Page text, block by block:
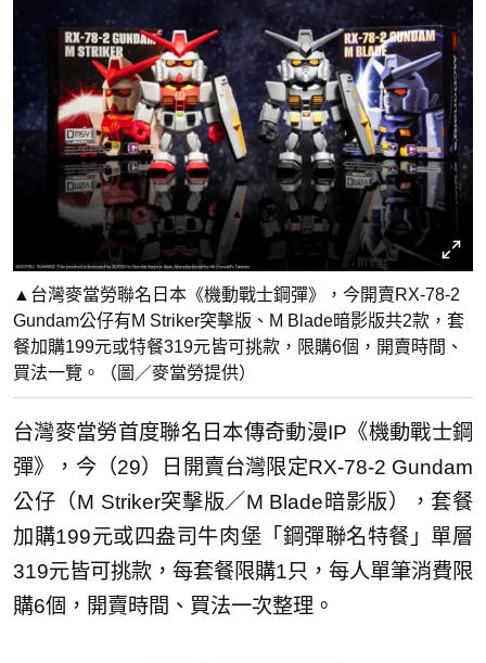
▲台灣麥當勞聯名日本《機動戰士鋼彈》，今開賣RX-78-2
Gundam公仔有M Striker突擊版、M Blade暗影版共2款，套
餐加購199元或特餐319元皆可挑款，限購6個，開賣時間、
買法一覽。（圖／麥當勞提供）
台灣麥當勞首度聯名日本傳奇動漫IP《機動戰士鋼
彈》，今（29）日開賣台灣限定RX-78-2 Gundam
公仔（M Striker突擊版／M Blade暗影版），套餐
加購199元或四盎司牛肉堡「鋼彈聯名特餐」單層
319元皆可挑款，每套餐限購1只，每人單筆消費限
購6個，開賣時間、買法一次整理。